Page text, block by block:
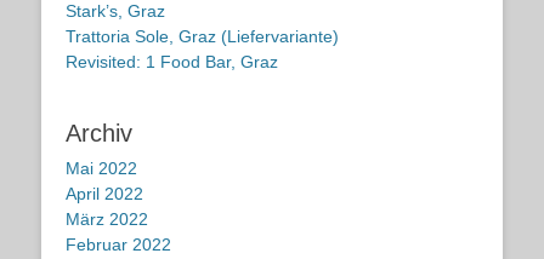
Stark’s, Graz
Trattoria Sole, Graz (Liefervariante)
Revisited: 1 Food Bar, Graz
Archiv
Mai 2022
April 2022
März 2022
Februar 2022